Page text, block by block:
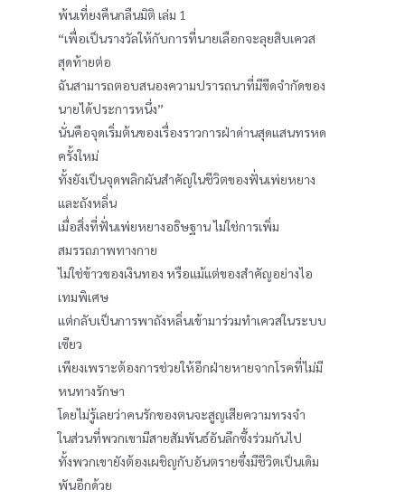
พ้นเที่ยงคืนกลืนมิติ เล่ม 1
“เพื่อเป็นรางวัลให้กับการที่นายเลือกจะลุยสิบเควส
สุดท้ายต่อ
ฉันสามารถตอบสนองความปรารถนาที่มีขีดจำกัดของ
นายได้ประการหนึ่ง”
นั่นคือจุดเริ่มต้นของเรื่องราวการฝ่าด่านสุดแสนทรหด
ครั้งใหม่
ทั้งยังเป็นจุดพลิกผันสำคัญในชีวิตของฟั่นเพ่ยหยาง
และถังหลิ่น
เมื่อสิ่งที่ฟั่นเพ่ยหยางอธิษฐาน ไม่ใช่การเพิ่ม
สมรรถภาพทางกาย
ไม่ใช่ข้าวของเงินทอง หรือแม้แต่ของสำคัญอย่างไอ
เทมพิเศษ
แต่กลับเป็นการพาถังหลิ่นเข้ามาร่วมทำเควสในระบบ
เซียว
เพียงเพราะต้องการช่วยให้อีกฝ่ายหายจากโรคที่ไม่มี
หนทางรักษา
โดยไม่รู้เลยว่าคนรักของตนจะสูญเสียความทรงจำ
ในส่วนที่พวกเขามีสายสัมพันธ์อันลึกซึ้งร่วมกันไป
ทั้งพวกเขายังต้องเผชิญกับอันตรายซึ่งมีชีวิตเป็นเดิม
พันอีกด้วย